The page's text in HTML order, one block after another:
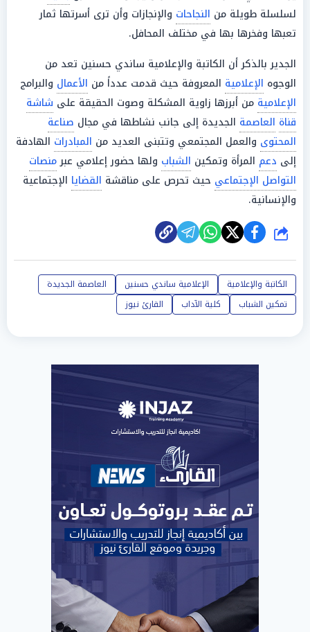
لسلسلة طويلة من النجاحات والإنجازات وأن ترى أسرتها ثمار
تعبها وفخرها بها في مختلف المحافل.
الجدير بالذكر أن الكاتبة والإعلامية ساندي حسنين تعد من
الوجوه الإعلامية المعروفة حيث قدمت عدداً من الأعمال والبرامج
الإعلامية من أبرزها زاوية المشكلة وصوت الحقيقة على شاشة
قناة العاصمة الجديدة إلى جانب نشاطها في مجال صناعة
المحتوى والعمل المجتمعي وتتبنى العديد من المبادرات الهادفة
إلى دعم المرأة وتمكين الشباب ولها حضور إعلامي عبرمنصات
التواصل الإجتماعي حيث تحرص على مناقشة القضايا الإجتماعية
والإنسانية.
شارك
الكاتبة والإعلامية الإعلامية ساندي حسنين
العاصمة الجديدة
تمكين الشباب
كلية الآداب القارئ نيوز